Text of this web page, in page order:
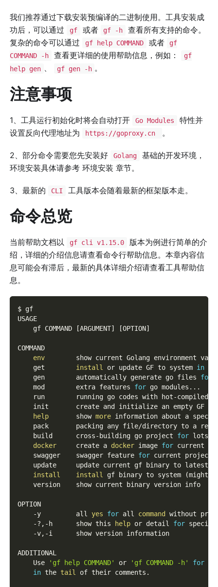
我们推荐通过下载安装预编译的二进制使用。工具安装成
功后，可以通过
gf 或者 gf -h
查看所有支持的命令。
复杂的命令可以通过
gf help COMMAND 或者
gf
COMMAND -h
查看更详细的使用帮助信息，例如：
gf
help gen 、 gf gen -h 。
注意事项
1、工具运行初始化时将会自动打开 Go Modules
特性并
设置反向代理地址为
https://goproxy.cn 。
2、部分命令需要您先安装好 Golang
基础的开发环境，
环境安装具体请参考 环境安装 章节。
3、最新的 CLI 工具版本会随着最新的框架版本走。
命令总览
当前帮助文档以 gf cli v1.15.0
版本为例进行简单的介
绍，详细的介绍信息请查看命令行帮助信息。本章内容信
息可能会有滞后，最新的具体详细介绍请查看工具帮助信
息。
$ gf
USAGE
    gf COMMAND
[ARGUMENT] [OPTION]
COMMAND
env
show current Golang environment
    get
install or update GF to system in
    gen        automatically generate go files
for
    mod        extra features
for go modules .. .
run        running go codes with hot-compiled-
init       create and initialize an empty GF
help
       show
more information about a
pack       packing any file/directory to a
    build      cross-building go project
for lots
docker
     create a
docker image for current
    swagger    swagger feature
for current project
update     update current gf binary to latest
install
install gf binary to system (might
    version    show current binary version info
OPTION
-y
         all
yes for all command
without
    -?,-h      show this
help or detail for
    -v,-i      show version information
ADDITIONAL
    Use
'gf help COMMAND' or 'gf COMMAND -h' for
in the tail of their comments.